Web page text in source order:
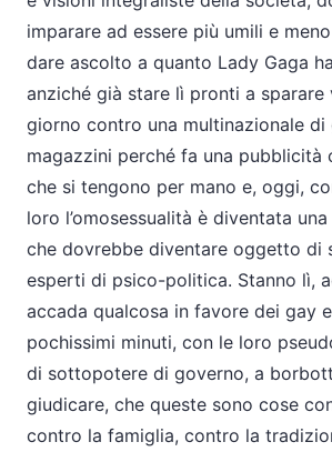
imparare ad essere più umili e
dare ascolto a quanto Lady Gaga
anziché già stare lì pronti a sparare
giorno contro una multinazionale di
magazzini perché fa una pubblicità
che si tengono per mano e, oggi,
loro l’omosessualità è diventata
che dovrebbe diventare oggetto di
esperti di psico-politica. Stanno lì,
accada qualcosa in favore dei gay
pochissimi minuti, con le loro
di sottopotere di governo, a
giudicare, che queste sono cose
contro la famiglia, contro la